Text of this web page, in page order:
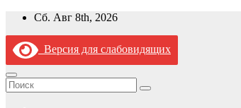
Перейти
содержимому
Сб. Авг 8th, 2026
Версия для слабовидящих